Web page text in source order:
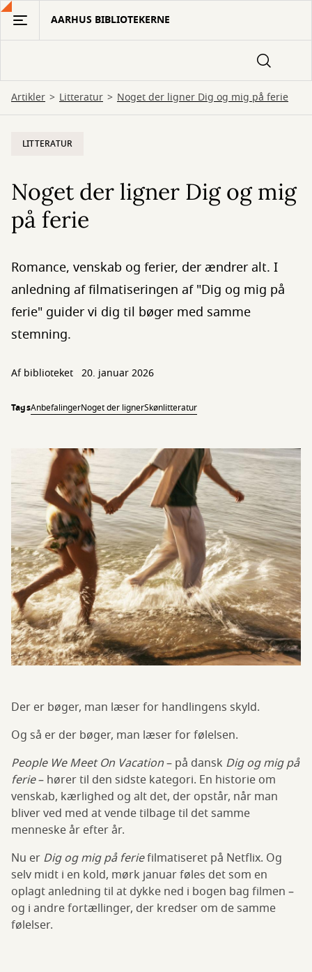
Gå
hovedindhold
AARHUS BIBLIOTEKERNE
Artikler Litteratur Noget der ligner Dig og mig på ferie
LITTERATUR
Noget der ligner Dig og mig
på ferie
Romance, venskab og ferier, der ændrer alt. I
anledning af filmatiseringen af "Dig og mig på
ferie" guider vi dig til bøger med samme
stemning.
Af biblioteket 20. januar 2026
TagsAnbefalingerNoget der lignerSkønlitteratur
Der er bøger, man læser for handlingens skyld.
Og så er der bøger, man læser for følelsen.
People We Meet On Vacation– på dansk Dig og mig på
ferie– hører til den sidste kategori. En historie om
venskab, kærlighed og alt det, der opstår, når man
bliver ved med at vende tilbage til det samme
menneske år efter år.
Nu er Dig og mig på feriefilmatiseret på Netflix. Og
selv midt i en kold, mørk januar føles det som en
oplagt anledning til at dykke ned i bogen bag filmen –
og i andre fortællinger, der kredser om de samme
følelser.